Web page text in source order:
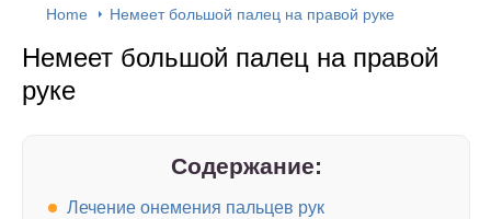
Home Немеет большой палец на правой руке
Немеет большой палец на правой
руке
Содержание:
Лечение онемения пальцев рук